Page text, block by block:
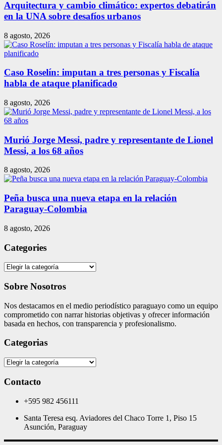
Arquitectura y cambio climático: expertos debatirán
en la UNA sobre desafíos urbanos
8 agosto, 2026
Caso Roselín: imputan a tres personas y Fiscalía
habla de ataque planificado
8 agosto, 2026
Murió Jorge Messi, padre y representante de Lionel
Messi, a los 68 años
8 agosto, 2026
Peña busca una nueva etapa en la relación
Paraguay-Colombia
8 agosto, 2026
Categories
Categories
Sobre Nosotros
Nos destacamos en el medio periodístico paraguayo como un equipo
comprometido con narrar historias objetivas y ofrecer información
basada en hechos, con transparencia y profesionalismo.
Categorias
Categorias
Contacto
+595 982 456111
Santa Teresa esq. Aviadores del Chaco Torre 1, Piso 15
Asunción, Paraguay